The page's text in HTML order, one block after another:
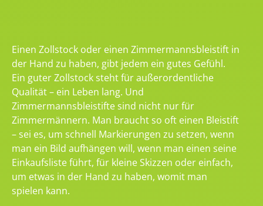
Einen Zollstock oder einen Zimmermannsbleistift in
der Hand zu haben, gibt jedem ein gutes Gefühl.
Ein guter Zollstock steht für außerordentliche
Qualität – ein Leben lang. Und
Zimmermannsbleistifte sind nicht nur für
Zimmermännern. Man braucht so oft einen Bleistift
– sei es, um schnell Markierungen zu setzen, wenn
man ein Bild aufhängen will, wenn man einen seine
Einkaufsliste führt, für kleine Skizzen oder einfach,
um etwas in der Hand zu haben, womit man
spielen kann.